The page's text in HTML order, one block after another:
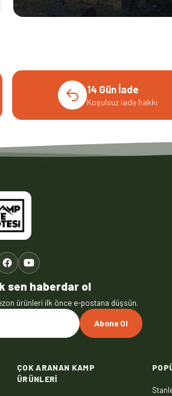
14 Gün İade
Koşulsuz iade hakkı
sen haberdar ol
ürünleri ilk önce e-postana düşsün.
Abone Ol
ÇOK ARANAN KAMP
ÜRÜNLERI